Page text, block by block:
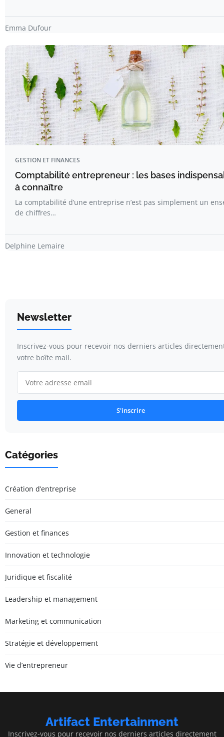
Emma Dufour
GESTION ET FINANCES
Comptabilité entrepreneur : les bases
à connaître
La comptabilité d’une entreprise n’est pas simplement un
de chiffres…
Delphine Lemaire
Newsletter
Inscrivez-vous pour recevoir nos derniers articles
votre boîte mail.
S'inscrire
Catégories
Création d’entreprise
General
Gestion et finances
Innovation et technologie
Juridique et fiscalité
Leadership et management
Marketing et communication
Stratégie et développement
Vie d’entrepreneur
Artifact Entertainment
Inscrivez-vous pour recevoir nos derniers articles directement